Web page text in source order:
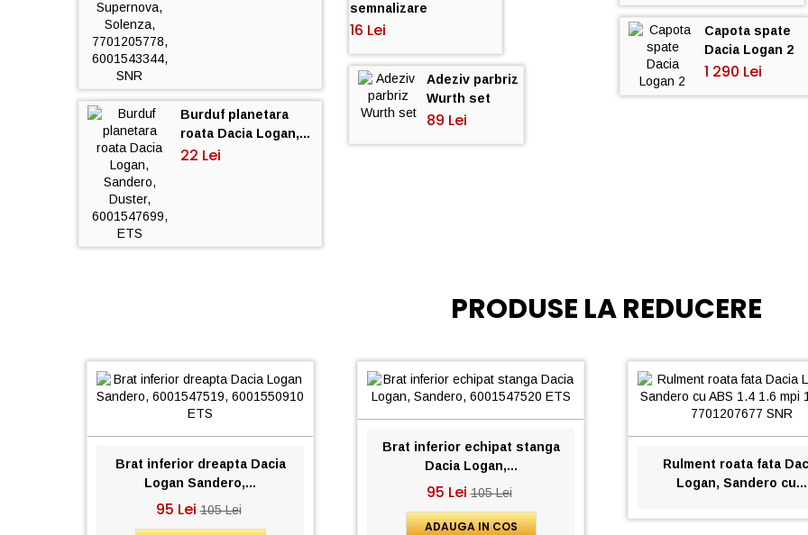
Burduf planetara
roata Dacia Logan,...
22 Lei
semnalizare
16 Lei
Adeziv parbriz
Wurth set
89 Lei
Capota spate
Dacia Logan 2
1 290 Lei
PRODUSE LA REDUCERE
Brat inferior dreapta Dacia
Logan Sandero,...
95 Lei105 Lei
Brat inferior echipat stanga
Dacia Logan,...
95 Lei105 Lei
ADAUGA IN COS
Rulment roata fata
Logan, Sandero cu...